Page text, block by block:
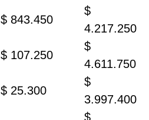
$ 843.450
$
4.217.250
$ 107.250
$
4.611.750
$ 25.300
$
3.997.400
$